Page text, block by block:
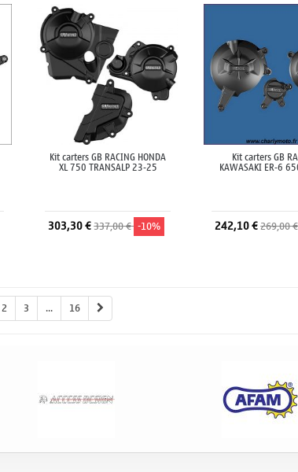
Kit carters GB RACING HONDA
XL 750 TRANSALP 23-25
303,30 €337,00 € -10%
Kit carters GB
KAWASAKI ER-6
242,10 €269,00
2 3 ... 16